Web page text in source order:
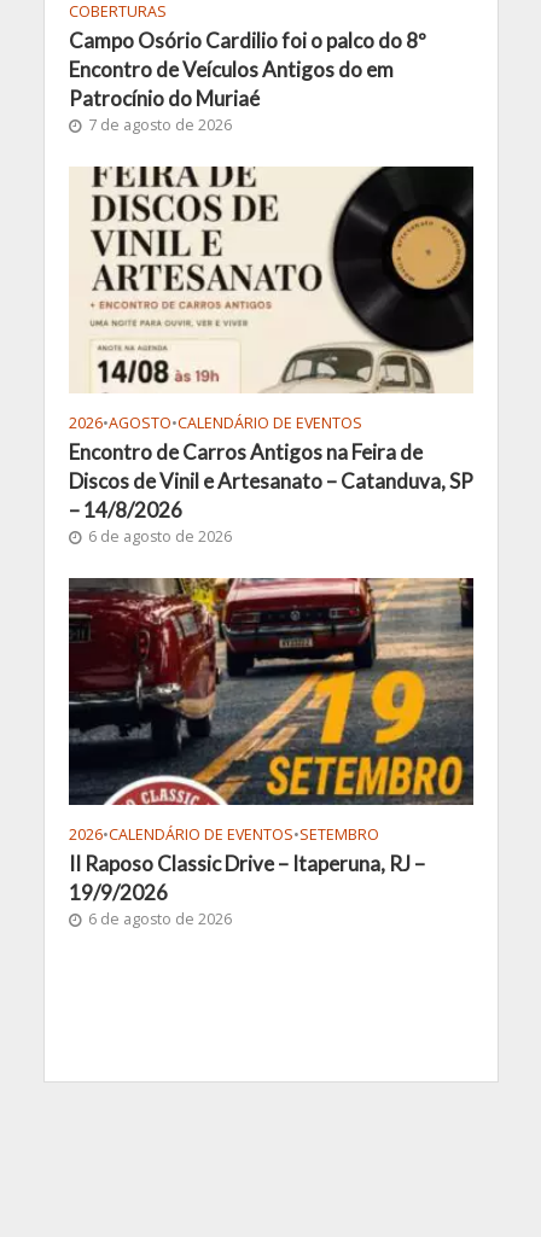
COBERTURAS
Campo Osório Cardilio foi o palco do 8º
Encontro de Veículos Antigos do em
Patrocínio do Muriaé
7 de agosto de 2026
2026•AGOSTO•CALENDÁRIO DE EVENTOS
Encontro de Carros Antigos na Feira de
Discos de Vinil e Artesanato – Catanduva, SP
– 14/8/2026
6 de agosto de 2026
2026•CALENDÁRIO DE EVENTOS•SETEMBRO
II Raposo Classic Drive – Itaperuna, RJ –
19/9/2026
6 de agosto de 2026